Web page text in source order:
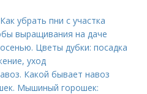
убрать пни с участка
выращивания на даче
Цветы дубки: посадка
уход
Какой бывает навоз
Мышиный горошек: